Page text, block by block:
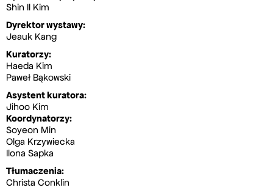
Shin Il Kim
Dyrektor wystawy:
Jeauk Kang
Kuratorzy:
Haeda Kim
Paweł Bąkowski
Asystent kuratora:
Jihoo Kim
Koordynatorzy:
Soyeon Min
Olga Krzywiecka
Ilona Sapka
Tłumaczenia:
Christa Conklin